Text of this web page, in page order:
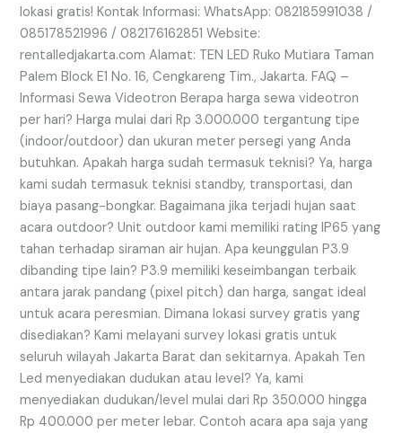
lokasi gratis! Kontak Informasi: WhatsApp: 082185991038 /
085178521996 / 082176162851 Website:
rentalledjakarta.com Alamat: TEN LED Ruko Mutiara Taman
Palem Block E1 No. 16, Cengkareng Tim., Jakarta. FAQ –
Informasi Sewa Videotron Berapa harga sewa videotron
per hari? Harga mulai dari Rp 3.000.000 tergantung tipe
(indoor/outdoor) dan ukuran meter persegi yang Anda
butuhkan. Apakah harga sudah termasuk teknisi? Ya, harga
kami sudah termasuk teknisi standby, transportasi, dan
biaya pasang-bongkar. Bagaimana jika terjadi hujan saat
acara outdoor? Unit outdoor kami memiliki rating IP65 yang
tahan terhadap siraman air hujan. Apa keunggulan P3.9
dibanding tipe lain? P3.9 memiliki keseimbangan terbaik
antara jarak pandang (pixel pitch) dan harga, sangat ideal
untuk acara peresmian. Dimana lokasi survey gratis yang
disediakan? Kami melayani survey lokasi gratis untuk
seluruh wilayah Jakarta Barat dan sekitarnya. Apakah Ten
Led menyediakan dudukan atau level? Ya, kami
menyediakan dudukan/level mulai dari Rp 350.000 hingga
Rp 400.000 per meter lebar. Contoh acara apa saja yang